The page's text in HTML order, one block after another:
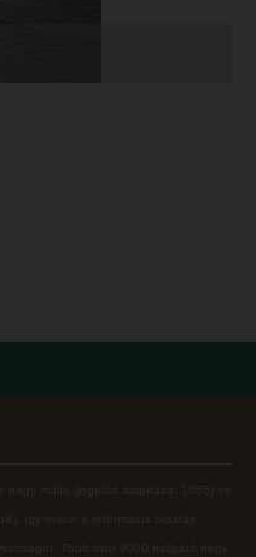
nagy múltú (jogelőd alapítása: 1855) és
így ötvözi a református oktatás
Több mint 9000 hallgató négy